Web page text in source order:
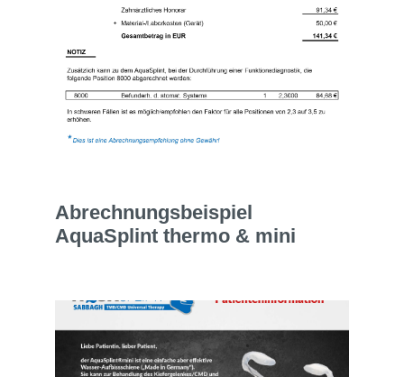
Abrechnungsbeispiel
AquaSplint thermo & mini